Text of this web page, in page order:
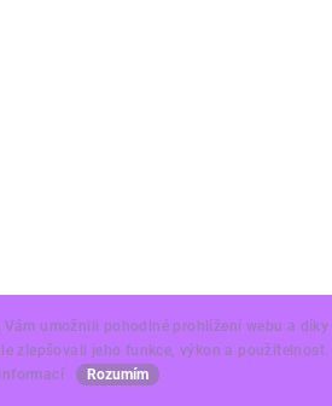
Vám umožnili pohodlné prohlížení webu a díky
zlepšovali jeho funkce, výkon a použitelnost.
Rozumím